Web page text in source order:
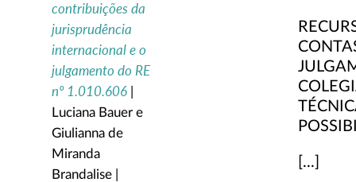
contribuições da
jurisprudência
internacional e o
julgamento do RE
nº 1.010.606
Luciana Bauer e
Giulianna de
Miranda
Brandalise |
[...]